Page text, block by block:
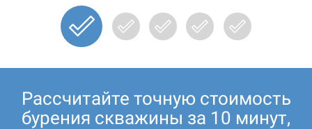
Рассчитайте точную стоимость
бурения скважины за 10 минут,